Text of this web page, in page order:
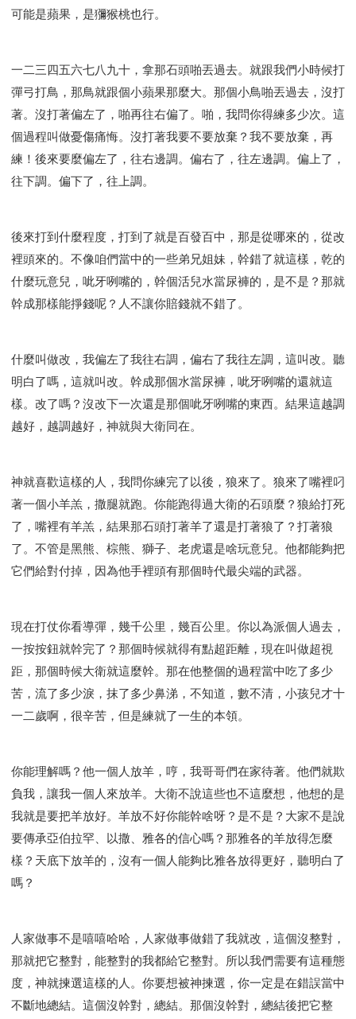
可能是蘋果，是獼猴桃也行。
一二三四五六七八九十，拿那石頭啪丟過去。就跟我們小時候打
彈弓打鳥，那鳥就跟個小蘋果那麼大。那個小鳥啪丟過去，沒打
著。沒打著偏左了，啪再往右偏了。啪，我問你得練多少次。這
個過程叫做憂傷痛悔。沒打著我要不要放棄？我不要放棄，再
練！後來要麼偏左了，往右邊調。偏右了，往左邊調。偏上了，
往下調。偏下了，往上調。
後來打到什麼程度，打到了就是百發百中，那是從哪來的，從改
裡頭來的。不像咱們當中的一些弟兄姐妹，幹錯了就這樣，乾的
什麼玩意兒，呲牙咧嘴的，幹個活兒水當尿褲的，是不是？那就
幹成那樣能掙錢呢？人不讓你賠錢就不錯了。
什麼叫做改，我偏左了我往右調，偏右了我往左調，這叫改。聽
明白了嗎，這就叫改。幹成那個水當尿褲，呲牙咧嘴的還就這
樣。改了嗎？沒改下一次還是那個呲牙咧嘴的東西。結果這越調
越好，越調越好，神就與大衛同在。
神就喜歡這樣的人，我問你練完了以後，狼來了。狼來了嘴裡叼
著一個小羊羔，撒腿就跑。你能跑得過大衛的石頭麼？狼給打死
了，嘴裡有羊羔，結果那石頭打著羊了還是打著狼了？打著狼
了。不管是黑熊、棕熊、獅子、老虎還是啥玩意兒。他都能夠把
它們給對付掉，因為他手裡頭有那個時代最尖端的武器。
現在打仗你看導彈，幾千公里，幾百公里。你以為派個人過去，
一按按鈕就幹完了？那個時候就得有點超距離，現在叫做超視
距，那個時候大衛就這麼幹。那在他整個的過程當中吃了多少
苦，流了多少淚，抹了多少鼻涕，不知道，數不清，小孩兒才十
一二歲啊，很辛苦，但是練就了一生的本領。
你能理解嗎？他一個人放羊，哼，我哥哥們在家待著。他們就欺
負我，讓我一個人來放羊。大衛不說這些也不這麼想，他想的是
我就是要把羊放好。羊放不好你能幹啥呀？是不是？大家不是說
要傳承亞伯拉罕、以撒、雅各的信心嗎？那雅各的羊放得怎麼
樣？天底下放羊的，沒有一個人能夠比雅各放得更好，聽明白了
嗎？
人家做事不是嘻嘻哈哈，人家做事做錯了我就改，這個沒整對，
那就把它整對，能整對的我都給它整對。所以我們需要有這種態
度，神就揀選這樣的人。你要想被神揀選，你一定是在錯誤當中
不斷地總結。這個沒幹對，總結。那個沒幹對，總結後把它整